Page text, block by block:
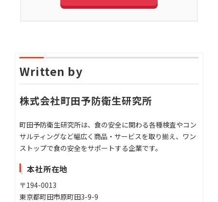
Written by
株式会社町田予防衛生研究所
町田予防衛生研究所は、食の安全に関わる各種検査やコン
サルティングなど幅広く商品・サービスを取り揃え、ワン
ストップで食の安全をサポートする企業です。
本社所在地
〒194-0013
東京都町田市原町田3-9-9